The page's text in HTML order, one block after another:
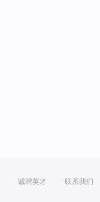
诚聘英才 联系我们